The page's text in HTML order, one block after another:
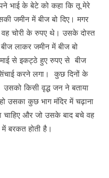
भाई के बेटे को कहा कि तू मेरे
जमीन में बीज बो दिए। मगर
चोरी के रुपए थे। उसके दोस्त
लाकर जमीन में बीज बो
से इकट्ठे हुए रुपए से बीज
करने लगा। कुछ दिनों के
किसी वृद्ध जन ने बताया
उसका कुछ भाग मंदिर में चढ़ाना
चाहिए और जो उसके बाद बचे वह
बरकत होती है।